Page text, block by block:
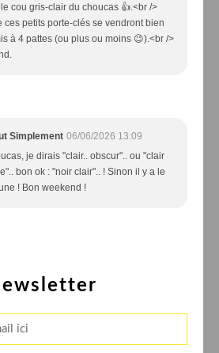
cou gris-clair du choucas 👍.<br />
ces petits porte-clés se vendront bien
à 4 pattes (ou plus ou moins 😉).<br />
Simplement 06/06/2026 13:09
je dirais "clair.. obscur".. ou "clair
bon ok : "noir clair".. ! Sinon il y a le
! Bon weekend !